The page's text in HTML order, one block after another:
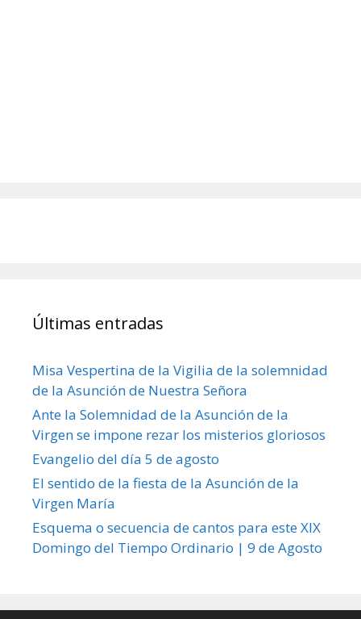
Últimas entradas
Misa Vespertina de la Vigilia de la solemnidad
de la Asunción de Nuestra Señora
Ante la Solemnidad de la Asunción de la
Virgen se impone rezar los misterios gloriosos
Evangelio del día 5 de agosto
El sentido de la fiesta de la Asunción de la
Virgen María
Esquema o secuencia de cantos para este XIX
Domingo del Tiempo Ordinario | 9 de Agosto